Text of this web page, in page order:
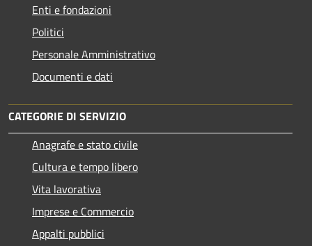
Enti e fondazioni
Politici
Personale Amministrativo
Documenti e dati
CATEGORIE DI SERVIZIO
Anagrafe e stato civile
Cultura e tempo libero
Vita lavorativa
Imprese e Commercio
Appalti pubblici